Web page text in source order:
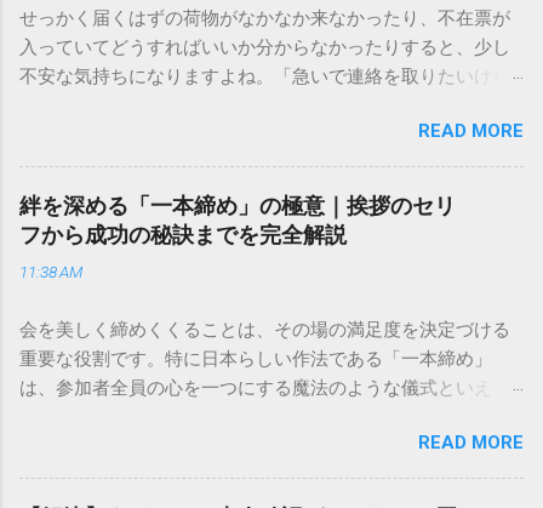
せっかく届くはずの荷物がなかなか来なかったり、不在票が
入っていてどうすればいいか分からなかったりすると、少し
不安な気持ちになりますよね。「急いで連絡を取りたいけれ
きできる？」といった疑問を抱える方も多いはずです。 福山
通運は企業間物流のイメージが強いかもしれませんが、個人
向けの宅配サービスも非常に充実しています。大切なのは、
目的に合わせた適切な連絡先を選ぶことです。この記事で
は、荷物の追跡確認から営業所への電話連絡、再配達の依頼
手順まで、初めての方でも迷わずに解決できる方法を詳しく
本全国に広範なネットワークを持つ大手運送会社です。特に
重量物や大型の荷物、そして企業間の輸送において圧倒的な
実績を誇ります。 個人で利用する場合、他の宅配業者と少し
いう特徴があります。地域に密着した各拠点が配送をコント
ロールしているため、現場の状況に合わせた柔軟な相談がし
READ MORE
絆を深める「一本締め」の極意｜挨拶のセリ
フから成功の秘訣までを完全解説
11:38 AM
会を美しく締めくくることは、その場の満足度を決定づける
重要な役割です。特に日本らしい作法である「一本締め」
は、参加者全員の心を一つにする魔法のような儀式といえる
「手拍子のリズムに自信がない」と不安を感じる方も多いは
ずです。この記事では、ビジネスからカジュアルな集まりま
READ MORE